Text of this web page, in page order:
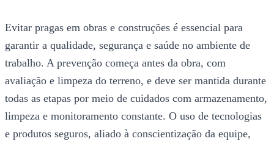
Evitar pragas em obras e construções é essencial para
garantir a qualidade, segurança e saúde no ambiente de
trabalho. A prevenção começa antes da obra, com
avaliação e limpeza do terreno, e deve ser mantida durante
todas as etapas por meio de cuidados com armazenamento,
limpeza e monitoramento constante. O uso de tecnologias
e produtos seguros, aliado à conscientização da equipe,